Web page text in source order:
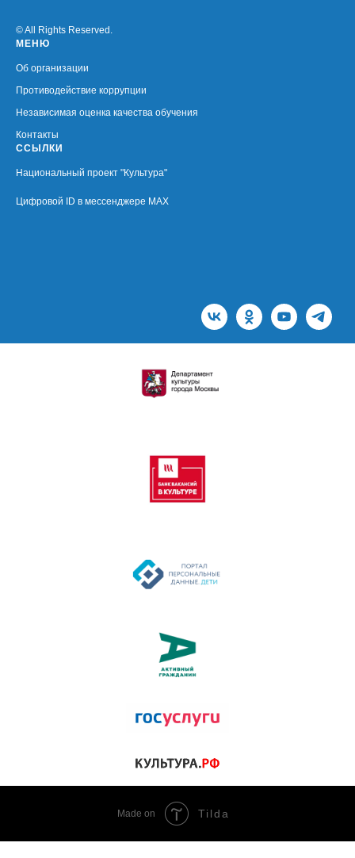
© All Rights Reserved.
МЕНЮ
Об организации
Противодействие коррупции
Независимая оценка качества обучения
Контакты
ССЫЛКИ
Национальный проект "Культура"
Цифровой ID в мессенджере MAX
Made on Tilda